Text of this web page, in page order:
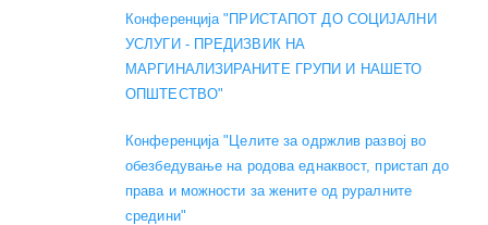
Конференција "ПРИСТАПОТ ДО СОЦИЈАЛНИ
УСЛУГИ - ПРЕДИЗВИК НА
МАРГИНАЛИЗИРАНИТЕ ГРУПИ И НАШЕТО
ОПШТЕСТВО"
Конференција "Целите за одржлив развој во
обезбедување на родова еднаквост, пристап до
права и можности за жените од руралните
средини"